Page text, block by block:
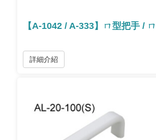
【A-1042 / A-333】ㄇ型把手 /
詳細介紹